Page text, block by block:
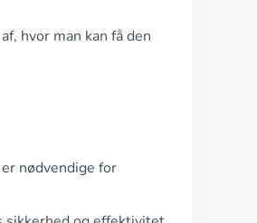
hvor man kan få den
nødvendige for